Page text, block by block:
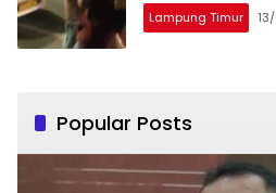
Lampung Timur
Popular Posts